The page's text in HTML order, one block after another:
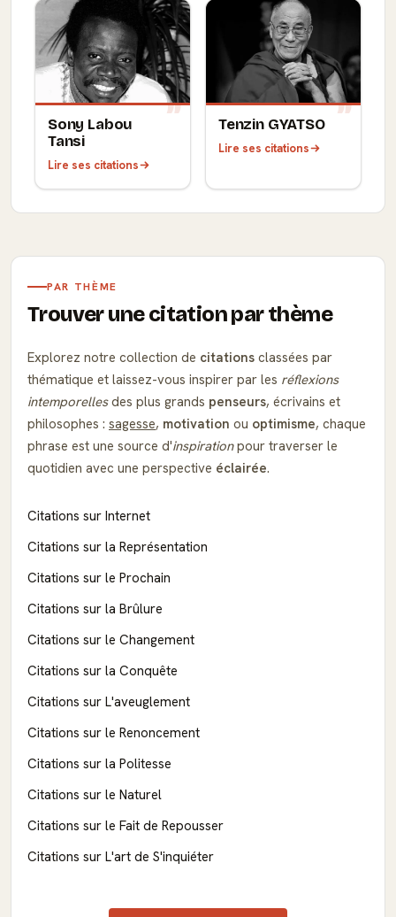
Sony Labou
Tansi
Lire ses citations
Tenzin GYATSO
Lire ses citations
PAR THÈME
Trouver une citation par thème
Explorez notre collection de citations classées par
thématique et laissez-vous inspirer par les réflexions
intemporellesdes plus grands penseurs, écrivains et
philosophes : sagesse, motivation ou optimisme, chaque
phrase est une source d'inspirationpour traverser le
quotidien avec une perspective éclairée.
Citations sur Internet
Citations sur la Représentation
Citations sur le Prochain
Citations sur la Brûlure
Citations sur le Changement
Citations sur la Conquête
Citations sur L'aveuglement
Citations sur le Renoncement
Citations sur la Politesse
Citations sur le Naturel
Citations sur le Fait de Repousser
Citations sur L'art de S'inquiéter